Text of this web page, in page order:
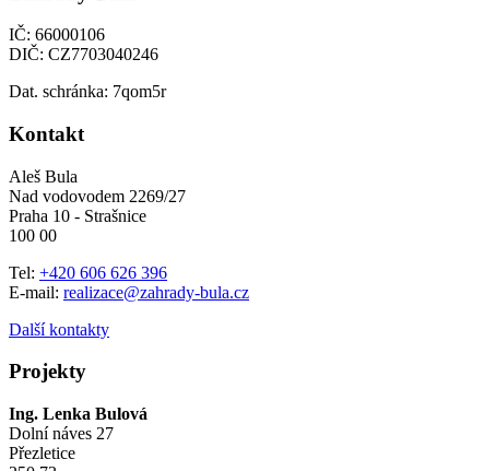
IČ: 66000106
DIČ: CZ7703040246
Dat. schránka: 7qom5r
Kontakt
Aleš Bula
Nad vodovodem 2269/27
Praha 10 - Strašnice
100 00
Tel: +420 606 626 396
E-mail: realizace@zahrady-bula.cz
Další kontakty
Projekty
Ing. Lenka Bulová
Dolní náves 27
Přezletice